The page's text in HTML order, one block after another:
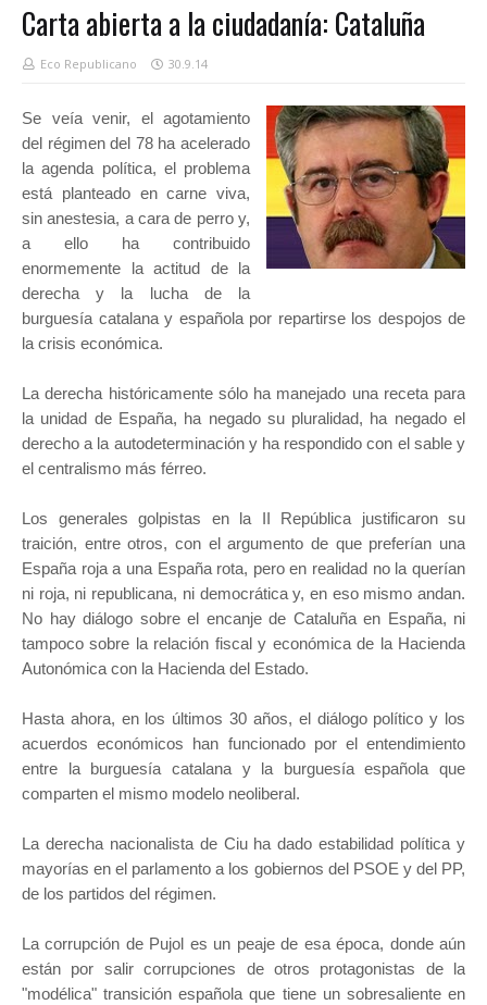
Carta abierta a la ciudadanía: Cataluña
Eco Republicano 30.9.14
Se veía venir, el agotamiento
del régimen del 78 ha acelerado
la agenda política, el problema
está planteado en carne viva,
sin anestesia, a cara de perro y,
a ello ha contribuido
enormemente la actitud de la
derecha y la lucha de la
burguesía catalana y española por repartirse los despojos de
la crisis económica.
La derecha históricamente sólo ha manejado una receta para
la unidad de España, ha negado su pluralidad, ha negado el
derecho a la autodeterminación y ha respondido con el sable y
el centralismo más férreo.
Los generales golpistas en la II República justificaron su
traición, entre otros, con el argumento de que preferían una
España roja a una España rota, pero en realidad no la querían
ni roja, ni republicana, ni democrática y, en eso mismo andan.
No hay diálogo sobre el encanje de Cataluña en España, ni
tampoco sobre la relación fiscal y económica de la Hacienda
Autonómica con la Hacienda del Estado.
Hasta ahora, en los últimos 30 años, el diálogo político y los
acuerdos económicos han funcionado por el entendimiento
entre la burguesía catalana y la burguesía española que
comparten el mismo modelo neoliberal.
La derecha nacionalista de Ciu ha dado estabilidad política y
mayorías en el parlamento a los gobiernos del PSOE y del PP,
de los partidos del régimen.
La corrupción de Pujol es un peaje de esa época, donde aún
están por salir corrupciones de otros protagonistas de la
"modélica" transición española que tiene un sobresaliente en